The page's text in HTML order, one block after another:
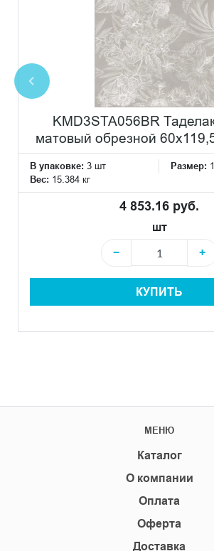
KMD3STA056BR
матовый обрезной
В упаковке: 3 шт Размер:
Вес: 15.384 кг
4 853.16 руб.
шт
−
+
КУПИТЬ
МЕНЮ
Каталог
О компании
Оплата
Оферта
Доставка